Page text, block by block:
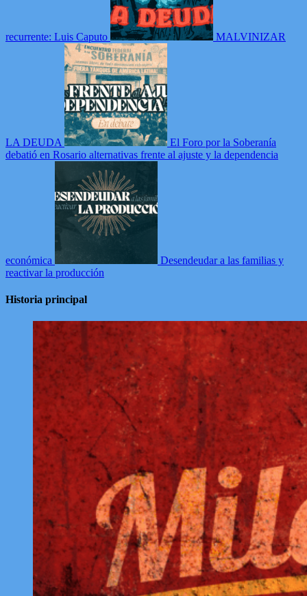
recurrente: Luis Caputo MALVINIZAR
LA DEUDA
El Foro por la Soberanía
debatió en Rosario alternativas frente al ajuste y la dependencia
económica
Desendeudar a las familias y
reactivar la producción
Historia principal